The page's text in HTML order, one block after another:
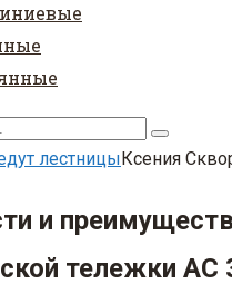
лестницыКсения
и
тележки АС